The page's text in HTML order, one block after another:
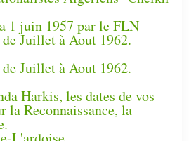
1 juin 1957 par le FLN
Juillet à Aout 1962.
Juillet à Aout 1962.
Harkis, les dates de vos
la Reconnaissance, la